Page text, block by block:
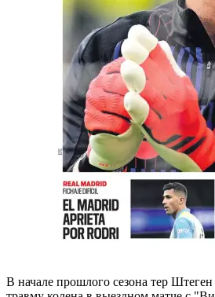
В начале прошлого сезона тер